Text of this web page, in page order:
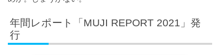
年間レポート「MUJI REPORT 2021」発
行